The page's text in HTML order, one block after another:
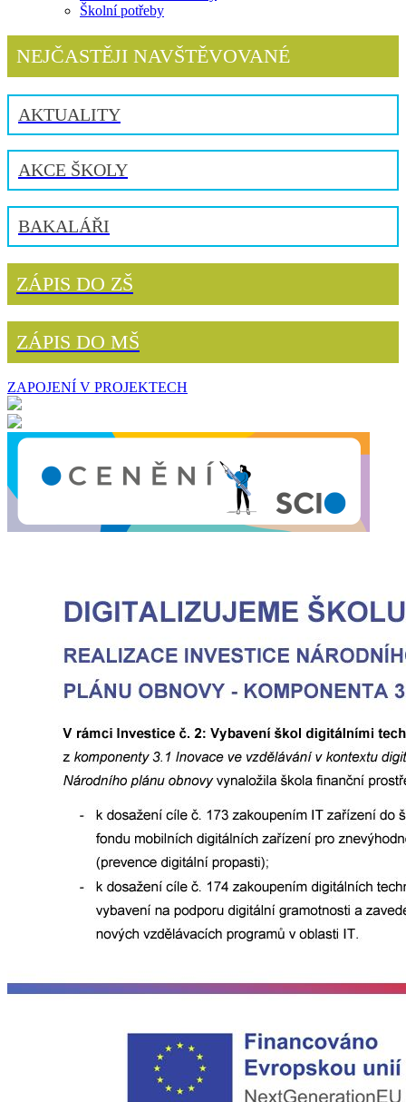
Školní potřeby
NEJČASTĚJI NAVŠTĚVOVANÉ
AKTUALITY
AKCE ŠKOLY
BAKALÁŘI
ZÁPIS DO ZŠ
ZÁPIS DO MŠ
ZAPOJENÍ V PROJEKTECH